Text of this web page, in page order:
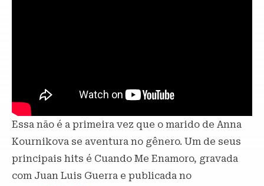
Essa não é a primeira vez que o marido de Anna
Kournikova se aventura no gênero. Um de seus
principais hits é Cuando Me Enamoro, gravada
com Juan Luis Guerra e publicada no